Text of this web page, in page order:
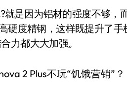
是因为铝材的强度不够，
硬度精钢，这样既提升了手
力都大大加强。